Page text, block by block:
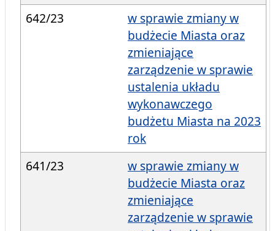
642/23
w sprawie zmiany w
budżecie Miasta oraz
zmieniające
zarządzenie w sprawie
ustalenia układu
wykonawczego
budżetu Miasta na 2023
rok
641/23
w sprawie zmiany w
budżecie Miasta oraz
zmieniające
zarządzenie w sprawie